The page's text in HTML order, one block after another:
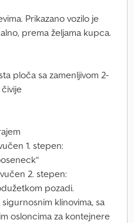
Prikazano vozilo je
prema željama kupca.
ploča sa zamenljivom 2-
1. stepen:
2. stepen:
pozadi.
klinovima, sa
osloncima za kontejnere